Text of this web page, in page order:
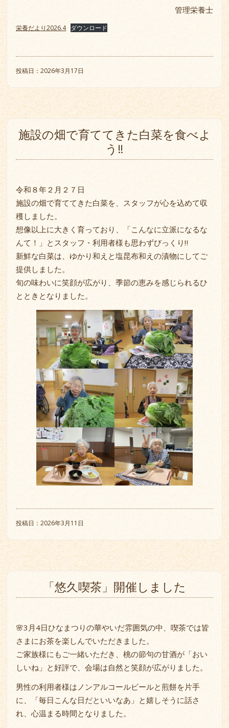
管理栄養士
栄養だより2026.4 ダウンロード
投稿日：2026年3月17日
施設の畑で育ててきた白菜を食べよ
う‼
令和８年２月２７日
施設の畑で育ててきた白菜を、スタッフが心を込めて収
穫しました。
想像以上に大きく育っており、「こんなに立派になるな
んて！」とスタッフ・利用者様も思わずびっくり‼
新鮮な白菜は、ゆかり和えと塩昆布和えの漬物にしてご
提供しました。
旬の味わいに笑顔が広がり、季節の恵みを感じられるひ
とときとなりました。
投稿日：2026年3月11日
「悠久喫茶」開催しました
🌸3月4日ひなまつりの華やいだ雰囲気の中、喫茶では皆
さまにお茶を楽しんでいただきました。
ご家族様にもご一緒いただき、桃の節句の甘酒が「おい
しいね」と好評で、会場は自然と笑顔が広がりました。
男性の利用者様はノンアルコールビールと煎餅を片手
に、「毎日こんな日だといいなあ」と嬉しそうに話さ
れ、心温まる時間となりました。